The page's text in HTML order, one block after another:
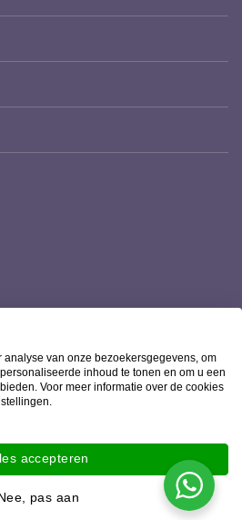
met
van onze bezoekersgegevens, om
inhoud te tonen en om u een
Voor meer informatie over de cookies
accepteren
Nee, pas aan